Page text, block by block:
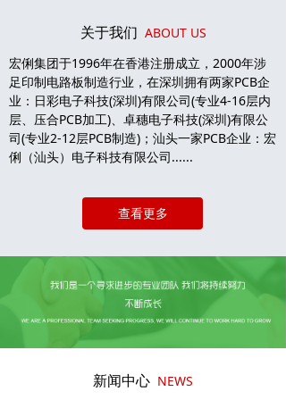
关于我们 ABOUT US
宏俐集团于1996年在香港注册成立，2000年涉
足印制电路板制造行业，在深圳拥有两家PCB企
业：日彩电子科技(深圳)有限公司(专业4-16层内
层、压合PCB加工)、卓穗电子科技(深圳)有限公
司(专业2-12层PCB制造)；汕头一家PCB企业：宏
俐（汕头）电子科技有限公司......
查看更多
新闻中心 NEWS